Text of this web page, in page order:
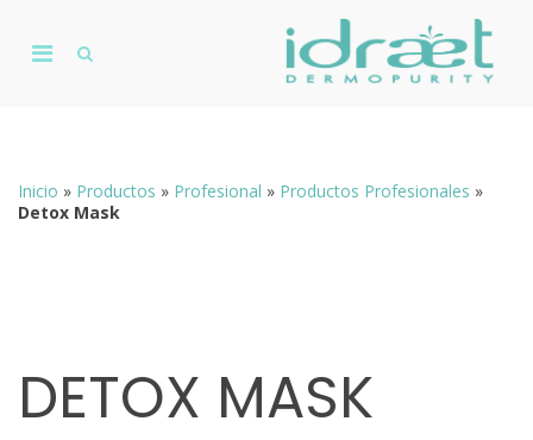
contentPrimary
Show
Inicio » Productos » Profesional » Productos Profesionales »
Detox Mask
DETOX MASK